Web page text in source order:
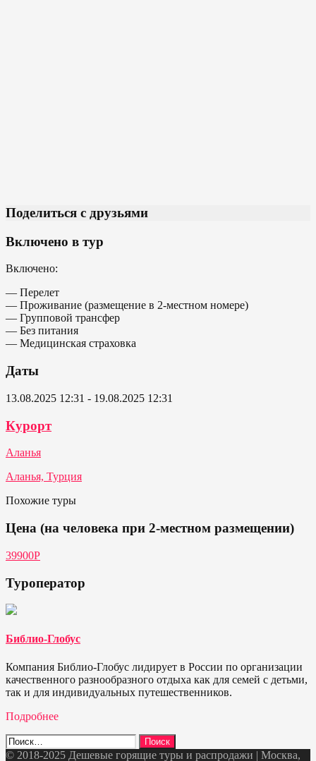
Поделиться с друзьями
Включено в тур
Включено:
— Перелет
— Проживание (размещение в 2-местном номере)
— Групповой трансфер
— Без питания
— Медицинская страховка
Даты
13.08.2025 12:31 - 19.08.2025 12:31
Курорт
Аланья
Аланья, Турция
Похожие туры
Цена (на человека при 2-местном размещении)
39900P
Туроператор
Библио-Глобус
Компания Библио-Глобус лидирует в России по организации
качественного разнообразного отдыха как для семей с детьми,
так и для индивидуальных путешественников.
Подробнее
Найти:
© 2018-2025 Дешевые горящие туры и распродажи | Москва,